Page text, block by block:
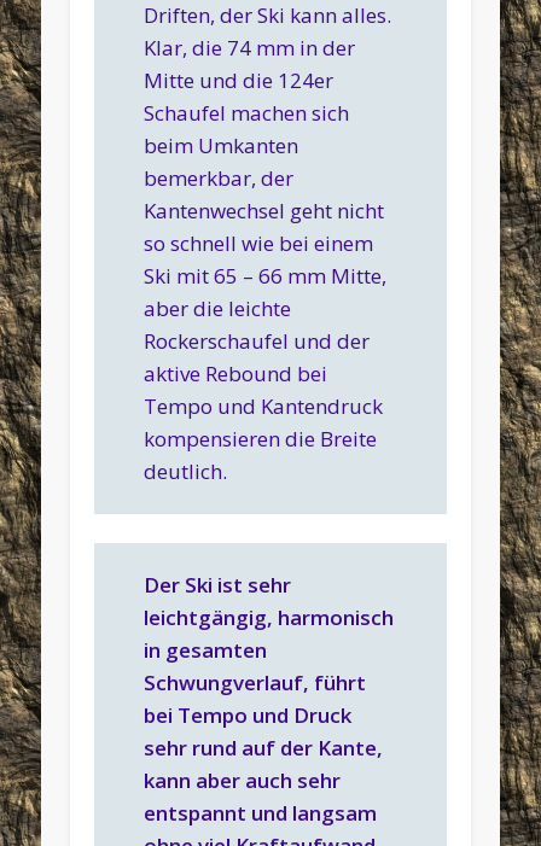
Driften, der Ski kann alles.
Klar, die 74 mm in der
Mitte und die 124er
Schaufel machen sich
beim Umkanten
bemerkbar, der
Kantenwechsel geht nicht
so schnell wie bei einem
Ski mit 65 – 66 mm Mitte,
aber die leichte
Rockerschaufel und der
aktive Rebound bei
Tempo und Kantendruck
kompensieren die Breite
deutlich.
Der Ski ist sehr
leichtgängig, harmonisch
in gesamten
Schwungverlauf, führt
bei Tempo und Druck
sehr rund auf der Kante,
kann aber auch sehr
entspannt und langsam